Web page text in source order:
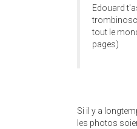
Edouard
tout le
pages)
Si il y a
les photos